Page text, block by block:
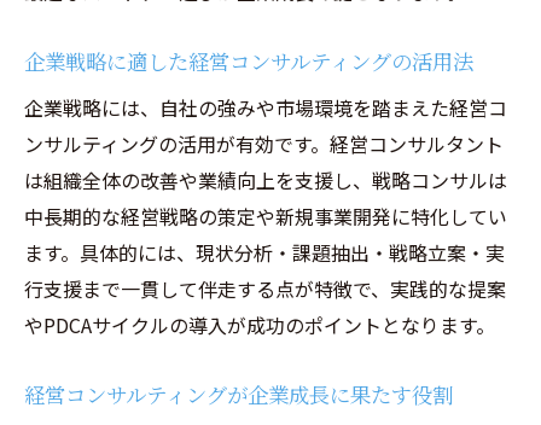
企業戦略に適した経営コンサルティングの活用法
企業戦略には、自社の強みや市場環境を踏まえた経営コ
ンサルティングの活用が有効です。経営コンサルタント
は組織全体の改善や業績向上を支援し、戦略コンサルは
中長期的な経営戦略の策定や新規事業開発に特化してい
ます。具体的には、現状分析・課題抽出・戦略立案・実
行支援まで一貫して伴走する点が特徴で、実践的な提案
やPDCAサイクルの導入が成功のポイントとなります。
経営コンサルティングが企業成長に果たす役割